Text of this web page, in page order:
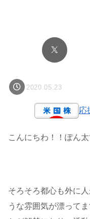
2020.05.23
応
こんにちわ！！ぽん太
そろそろ都心も外に
うな雰囲気が漂って